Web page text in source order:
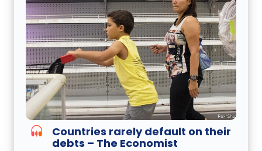
Countries rarely default on their
debts – The Economist